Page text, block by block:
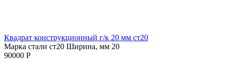
Квадрат конструкционный г/к 20 мм cт20
Марка стали ст20 Ширина, мм 20
90000 Р